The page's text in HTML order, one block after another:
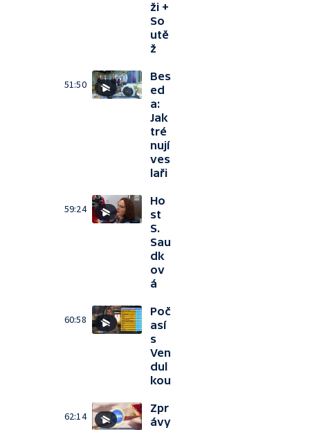
ži +
So
utě
ž
51:50
Bes
ed
a:
Jak
tré
nují
ves
laři
59:24
Ho
st
S.
Sau
dk
ov
á
60:58
Poč
así
s
Ven
dul
kou
62:14
Zpr
ávy